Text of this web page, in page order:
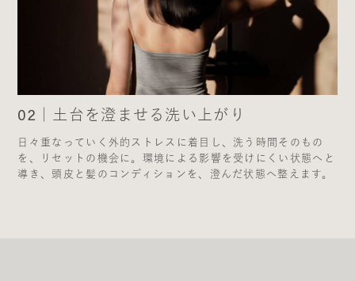
02｜土台を澄ませる洗い上がり
日々重なっていく外的ストレスに着目し、洗う時間そのもの
を、リセットの機会に。環境による影響を受けにくい状態へと
導き、頭皮と髪のコンディションを、澄んだ状態へ整えます。